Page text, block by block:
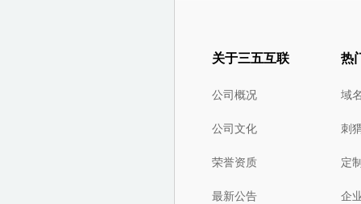
关于三五互联
公司概况
公司文化
荣誉资质
最新公告
热
域
刺
定
企